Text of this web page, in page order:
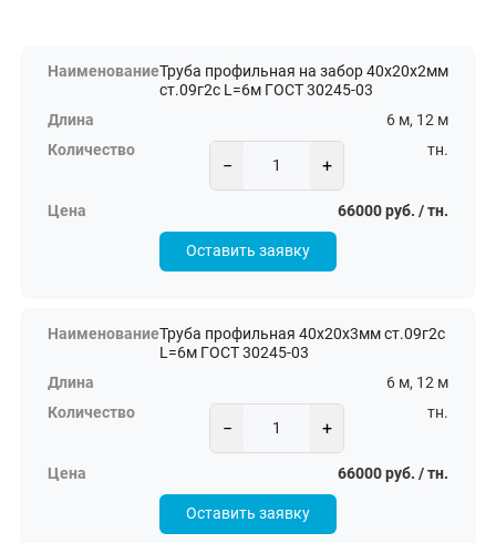
Труба профильная на забор 40х20х2мм
ст.09г2с L=6м ГОСТ 30245-03
6 м, 12 м
− +
тн.
66000 руб. / тн.
Оставить заявку
Труба профильная 40х20х3мм ст.09г2с
L=6м ГОСТ 30245-03
6 м, 12 м
− +
тн.
66000 руб. / тн.
Оставить заявку